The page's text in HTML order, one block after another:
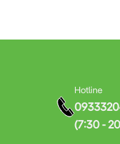
Hotline
(7:30 -